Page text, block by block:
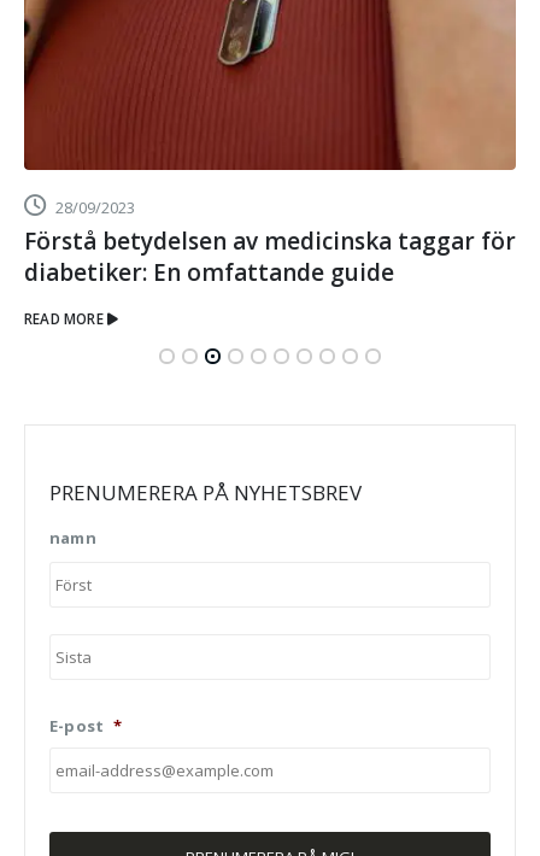
28/09/2023
Förstå betydelsen av medicinska taggar för
diabetiker: En omfattande guide
READ MORE
PRENUMERERA PÅ NYHETSBREV
namn
E-post *